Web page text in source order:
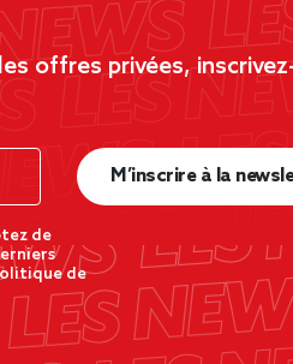
offres privées,
de
de
M’inscrire à la